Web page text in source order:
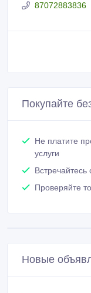
87072883836
Покупайте
Не платите
услуги
Проверяйте
Новые